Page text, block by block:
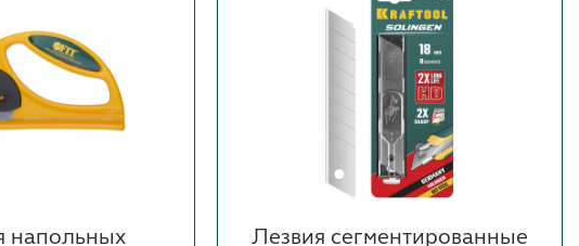
напольных
Лезвия сегментированные